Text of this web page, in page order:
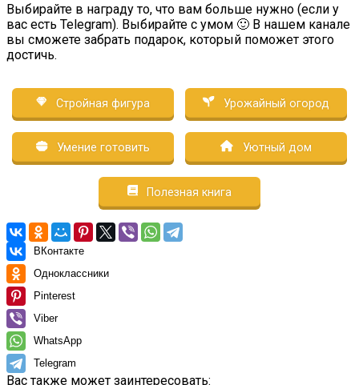
Выбирайте в награду то, что вам больше нужно (если у
вас есть Telegram). Выбирайте с умом 🙂 В нашем канале
вы сможете забрать подарок, который поможет этого
достичь.
Стройная фигура Урожайный огород
Умение готовить Уютный дом
Полезная книга
ВКонтакте
Одноклассники
Pinterest
Viber
WhatsApp
Telegram
Вас также может заинтересовать: